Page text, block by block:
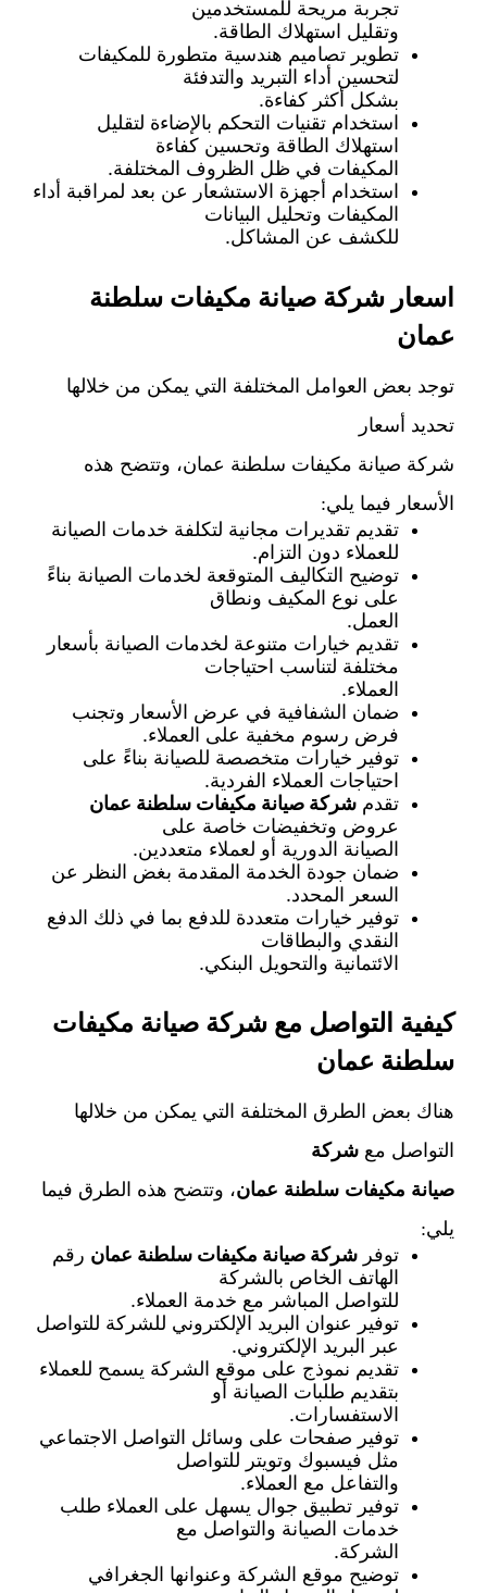
تجربة مريحة للمستخدمين
وتقليل استهلاك الطاقة.
تطوير تصاميم هندسية متطورة للمكيفات
لتحسين أداء التبريد والتدفئة
بشكل أكثر كفاءة.
استخدام تقنيات التحكم بالإضاءة لتقليل
استهلاك الطاقة وتحسين كفاءة
المكيفات في ظل الظروف المختلفة.
استخدام أجهزة الاستشعار عن بعد لمراقبة أداء
المكيفات وتحليل البيانات
للكشف عن المشاكل.
اسعار شركة صيانة مكيفات سلطنة
عمان
توجد بعض العوامل المختلفة التي يمكن من خلالها
تحديد أسعار
شركة صيانة مكيفات سلطنة عمان، وتتضح هذه
الأسعار فيما يلي:
تقديم تقديرات مجانية لتكلفة خدمات الصيانة
للعملاء دون التزام.
توضيح التكاليف المتوقعة لخدمات الصيانة بناءً
على نوع المكيف ونطاق
العمل.
تقديم خيارات متنوعة لخدمات الصيانة بأسعار
مختلفة لتناسب احتياجات
العملاء.
ضمان الشفافية في عرض الأسعار وتجنب
فرض رسوم مخفية على العملاء.
توفير خيارات متخصصة للصيانة بناءً على
احتياجات العملاء الفردية.
تقدم شركة صيانة مكيفات سلطنة عمان
عروض وتخفيضات خاصة على
الصيانة الدورية أو لعملاء متعددين.
ضمان جودة الخدمة المقدمة بغض النظر عن
السعر المحدد.
توفير خيارات متعددة للدفع بما في ذلك الدفع
النقدي والبطاقات
الائتمانية والتحويل البنكي.
كيفية التواصل مع شركة صيانة مكيفات
سلطنة عمان
هناك بعض الطرق المختلفة التي يمكن من خلالها
التواصل مع شركة
صيانة مكيفات سلطنة عمان، وتتضح هذه الطرق فيما
يلي:
توفر شركة صيانة مكيفات سلطنة عمانرقم
الهاتف الخاص بالشركة
للتواصل المباشر مع خدمة العملاء.
توفير عنوان البريد الإلكتروني للشركة للتواصل
عبر البريد الإلكتروني.
تقديم نموذج على موقع الشركة يسمح للعملاء
بتقديم طلبات الصيانة أو
الاستفسارات.
توفير صفحات على وسائل التواصل الاجتماعي
مثل فيسبوك وتويتر للتواصل
والتفاعل مع العملاء.
توفير تطبيق جوال يسهل على العملاء طلب
خدمات الصيانة والتواصل مع
الشركة.
توضيح موقع الشركة وعنوانها الجغرافي